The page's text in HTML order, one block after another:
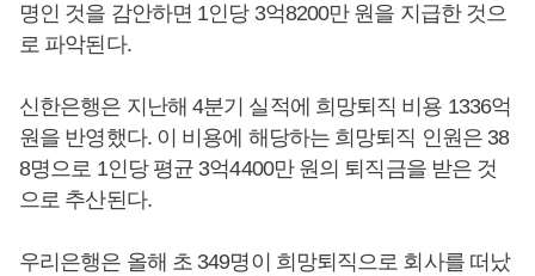
명인 것을 감안하면 1인당 3억8200만 원을 지급한 것으
로 파악된다.
신한은행은 지난해 4분기 실적에 희망퇴직 비용 1336억
원을 반영했다. 이 비용에 해당하는 희망퇴직 인원은 38
8명으로 1인당 평균 3억4400만 원의 퇴직금을 받은 것
으로 추산된다.
우리은행은 올해 초 349명이 희망퇴직으로 회사를 떠났